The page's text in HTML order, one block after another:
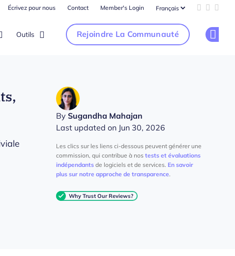
Écrivez pour nous Contact Member's Login Add us
Follow
Outils Rejoindre La Communauté
By Sugandha Mahajan
Last updated on Jun 30, 2026
Les clics sur les liens ci-dessous peuvent générer une
commission, qui contribue à nos tests et évaluations
indépendants de logiciels et de services. En savoir
plus sur notre approche de transparence.
Why Trust Our Reviews?